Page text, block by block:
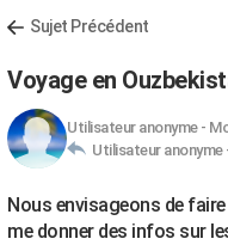
Sujet Précédent
Voyage en
Utilisateur anonyme-
Utilisateur anonyme
Nous envisageons de
me donner des infos sur